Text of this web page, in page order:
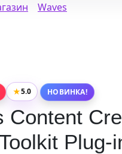
Waves
★5.0 НОВИНКА!
Content
Plug-